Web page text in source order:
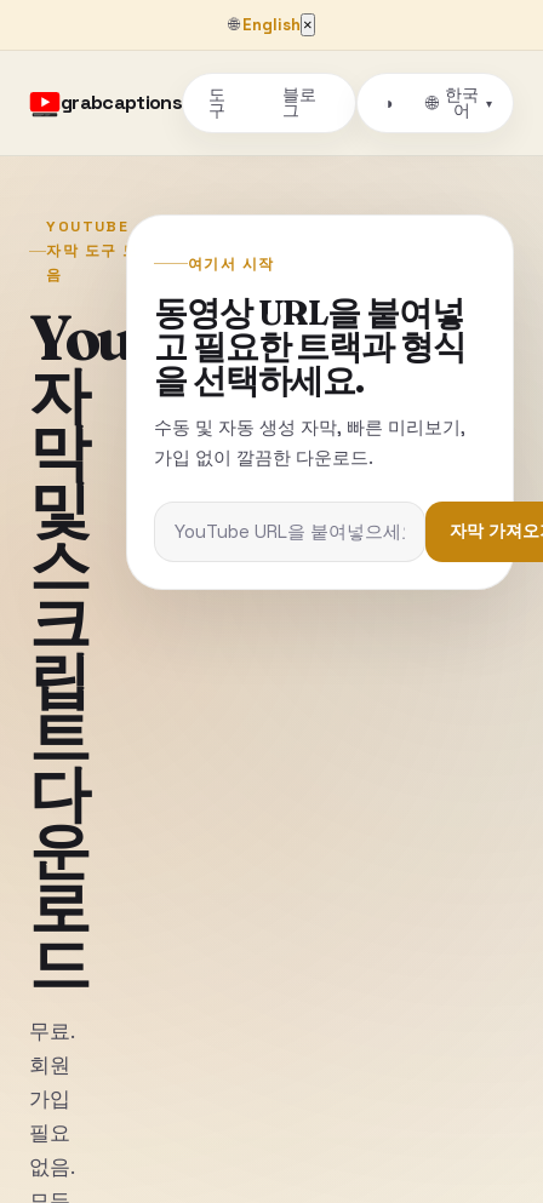
🌐English ×
grabcaptions 도
구
블로
그 ◑ 🌐 한국
어
▾
YOUTUBE
자막 도구 모
음
YouTube
자
막
및
스
크
립
트
다
운
로
드
무료.
회원
가입
필요
없음.
여기서 시작
동영상 URL을 붙여넣
고 필요한 트랙과 형식
을 선택하세요.
수동 및 자동 생성 자막, 빠른 미리보기,
가입 없이 깔끔한 다운로드.
자막 가져오